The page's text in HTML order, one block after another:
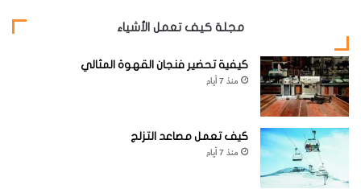
مجلة كيف تعمل الأشياء
كيفية تحضير فنجان القهوة المثالي
منذ 7 أيام
كيف تعمل مصاعد التزلج
منذ 7 أيام